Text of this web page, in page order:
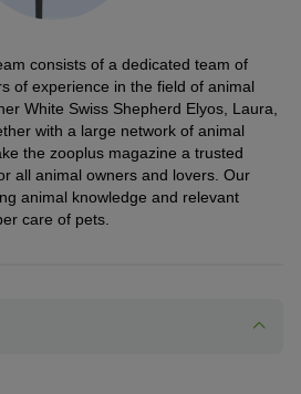
consists of a dedicated team of
of experience in the field of animal
White Swiss Shepherd Elyos, Laura,
with a large network of animal
the zooplus magazine a trusted
all animal owners and lovers. Our
animal knowledge and relevant
care of pets.